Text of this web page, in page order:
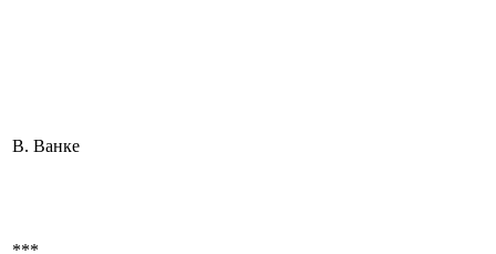
В. Ванке